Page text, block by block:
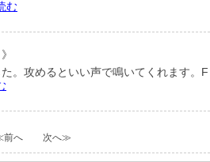
む
。攻めるといい声で鳴いてくれます。F
へ 次へ≫